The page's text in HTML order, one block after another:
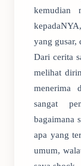
kemudian
yang
Dari cerita
melihat
menerima
sangat
bagaimana
apa yang
umum,